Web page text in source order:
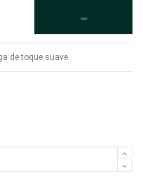
de toque suave